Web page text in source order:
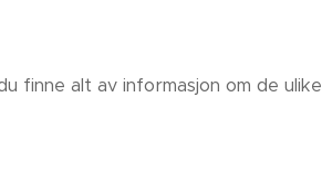
finne alt av informasjon om de ulike